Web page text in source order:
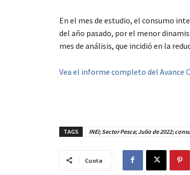
En el mes de estudio, el consumo
del año pasado, por el menor
mes de análisis, que incidió en la
Vea el informe completo del Avance
TAGS INEI; Sector Pesca; Julio de 2022;
Cuota